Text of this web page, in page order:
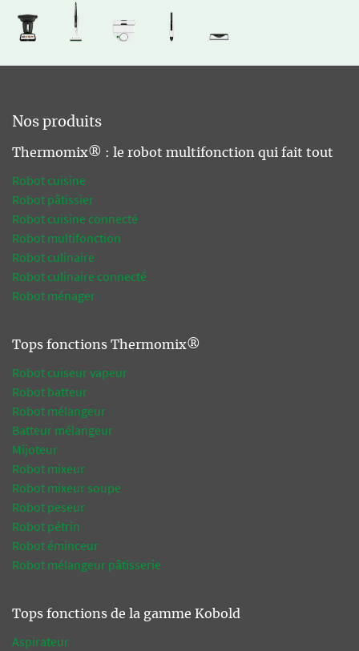
Nos produits
Thermomix® : le robot multifonction qui fait tout
Robot cuisine
Robot pâtissier
Robot cuisine connecté
Robot multifonction
Robot culinaire
Robot culinaire connecté
Robot ménager
Tops fonctions Thermomix®
Robot cuiseur vapeur
Robot batteur
Robot mélangeur
Batteur mélangeur
Mijoteur
Robot mixeur
Robot mixeur soupe
Robot peseur
Robot pétrin
Robot éminceur
Robot mélangeur pâtisserie
Tops fonctions de la gamme Kobold
Aspirateur